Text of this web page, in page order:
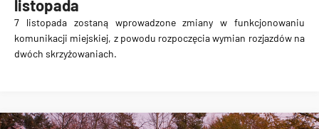
listopada
7 listopada zostaną wprowadzone zmiany w funkcjonowaniu
komunikacji miejskiej, z powodu rozpoczęcia wymian rozjazdów na
dwóch skrzyżowaniach.